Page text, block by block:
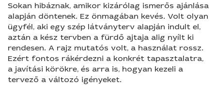
Sokan hibáznak, amikor kizárólag ismerős ajánlása
alapján döntenek. Ez önmagában kevés. Volt olyan
ügyfél, aki egy szép látványterv alapján indult el,
aztán a kész tervben a fürdő ajtaja alig nyílt ki
rendesen. A rajz mutatós volt, a használat rossz.
Ezért fontos rákérdezni a konkrét tapasztalatra,
a javítási körökre, és arra is, hogyan kezeli a
tervező a változó igényeket.